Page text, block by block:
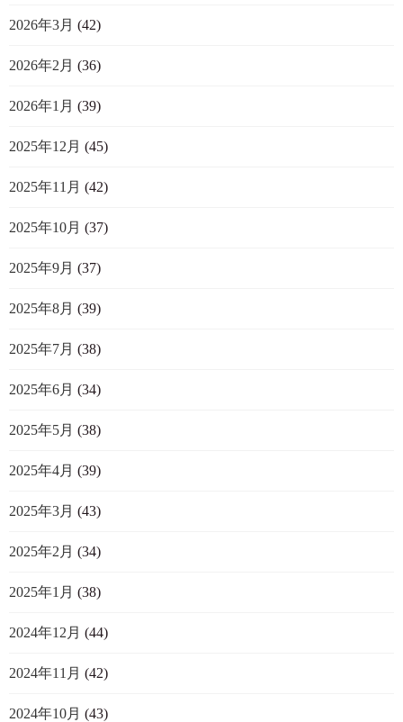
2026年3月 (42)
2026年2月 (36)
2026年1月 (39)
2025年12月 (45)
2025年11月 (42)
2025年10月 (37)
2025年9月 (37)
2025年8月 (39)
2025年7月 (38)
2025年6月 (34)
2025年5月 (38)
2025年4月 (39)
2025年3月 (43)
2025年2月 (34)
2025年1月 (38)
2024年12月 (44)
2024年11月 (42)
2024年10月 (43)